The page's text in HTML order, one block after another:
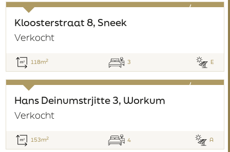
verkocht
Kloosterstraat 8, Sneek
Verkocht
118m2 3 E
verkocht
Hans Deinumstrjitte 3, Workum
Verkocht
153m2 4 A